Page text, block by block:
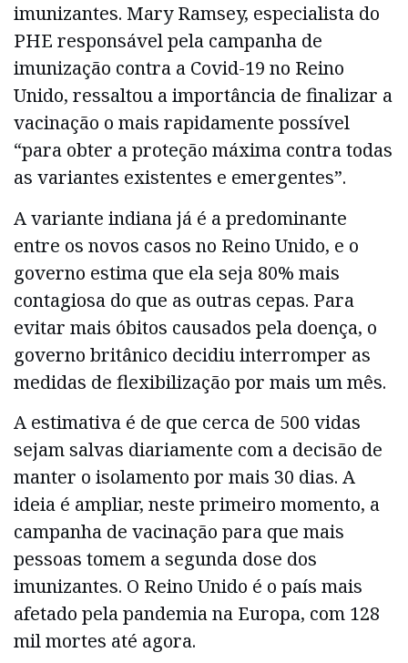
imunizantes. Mary Ramsey, especialista do
PHE responsável pela campanha de
imunização contra a Covid-19 no Reino
Unido, ressaltou a importância de finalizar a
vacinação o mais rapidamente possível
“para obter a proteção máxima contra todas
as variantes existentes e emergentes”.
A variante indiana já é a predominante
entre os novos casos no Reino Unido, e o
governo estima que ela seja 80% mais
contagiosa do que as outras cepas. Para
evitar mais óbitos causados pela doença, o
governo britânico decidiu interromper as
medidas de flexibilização por mais um mês.
A estimativa é de que cerca de 500 vidas
sejam salvas diariamente com a decisão de
manter o isolamento por mais 30 dias. A
ideia é ampliar, neste primeiro momento, a
campanha de vacinação para que mais
pessoas tomem a segunda dose dos
imunizantes. O Reino Unido é o país mais
afetado pela pandemia na Europa, com 128
mil mortes até agora.